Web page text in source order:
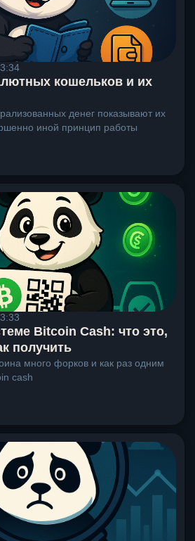
кошельков и их
денег показывают их
иной принцип работы
Bitcoin Cash: что это,
получить
много форков и как раз одним
cash